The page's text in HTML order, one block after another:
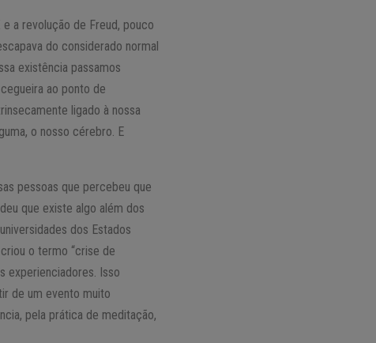
a revolução de Freud, pouco
do considerado normal
existência passamos
ao ponto de
ligado à nossa
o nosso cérebro. E
pessoas que percebeu que
que existe algo além dos
dos Estados
o termo “crise de
experienciadores. Isso
de um evento muito
pela prática de meditação,